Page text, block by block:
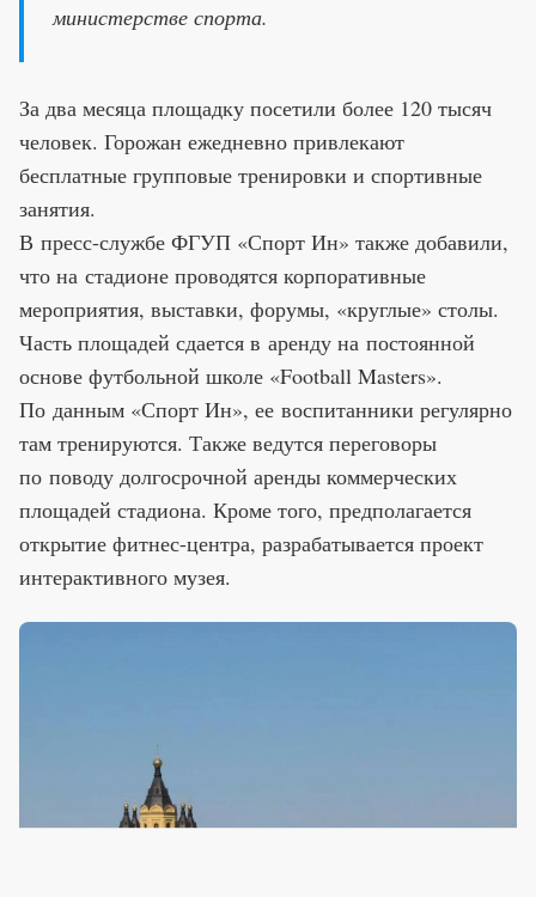
министерстве спорта.
За два месяца площадку посетили более 120 тысяч
человек. Горожан ежедневно привлекают
бесплатные групповые тренировки и спортивные
занятия.
В пресс-службе ФГУП «Спорт Ин» также добавили,
что на стадионе проводятся корпоративные
мероприятия, выставки, форумы, «круглые» столы.
Часть площадей сдается в аренду на постоянной
основе футбольной школе «Football Masters».
По данным «Спорт Ин», ее воспитанники регулярно
там тренируются. Также ведутся переговоры
по поводу долгосрочной аренды коммерческих
площадей стадиона. Кроме того, предполагается
открытие фитнес-центра, разрабатывается проект
интерактивного музея.